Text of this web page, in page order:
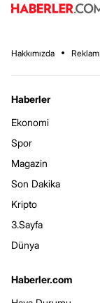
Hakkımızda Reklam
Haberler
Ekonomi
Spor
Magazin
Son Dakika
Kripto
3.Sayfa
Dünya
Haberler.com